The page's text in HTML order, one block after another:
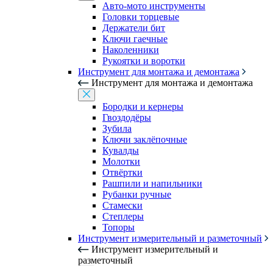
Авто-мото инструменты
Головки торцевые
Держатели бит
Ключи гаечные
Наколенники
Рукоятки и воротки
Инструмент для монтажа и демонтажа
Инструмент для монтажа и демонтажа
Бородки и кернеры
Гвоздодёры
Зубила
Ключи заклёпочные
Кувалды
Молотки
Отвёртки
Рашпили и напильники
Рубанки ручные
Стамески
Степлеры
Топоры
Инструмент измерительный и разметочный
Инструмент измерительный и
разметочный